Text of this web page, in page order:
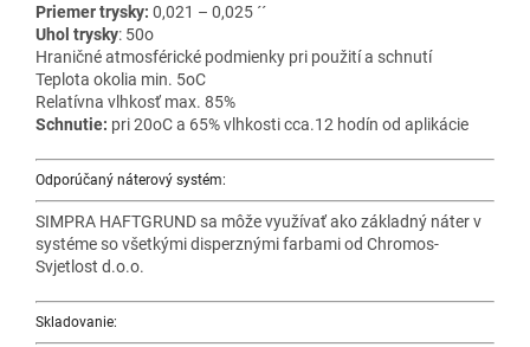
Priemer trysky: 0,021 – 0,025 ´´
Uhol trysky: 50o
Hraničné atmosférické podmienky pri použití a schnutí
Teplota okolia min. 5oC
Relatívna vlhkosť max. 85%
Schnutie: pri 20oC a 65% vlhkosti cca.12 hodín od aplikácie
Odporúčaný náterový systém:
SIMPRA HAFTGRUND sa môže využívať ako základný náter v
systéme so všetkými disperznými farbami od Chromos-
Svjetlost d.o.o.
Skladovanie: